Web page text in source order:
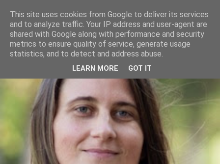
This site uses cookies from Google to deliver its services
and to analyze traffic. Your IP address and user-agent are
shared with Google along with performance and security
metrics to ensure quality of service, generate usage
statistics, and to detect and address abuse.
LEARN MORE GOT IT